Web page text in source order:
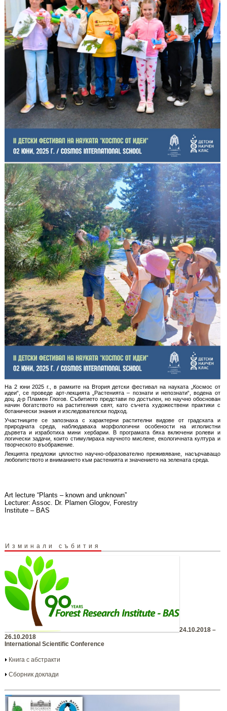
На 2 юни 2025 г., в рамките на Втория детски фестивал на науката „Космос от
идеи“, се проведе арт-лекцията „Растенията – познати и непознати“, водена от
доц. д-р Пламен Глогов. Събитието представи по достъпен, но научно обоснован
начин богатството на растителния свят, като съчета художествени практики с
ботанически знания и изследователски подход.
Участниците се запознаха с характерни растителни видове от градската и
природната среда, наблюдаваха морфологични особености на иглолистни
дървета и изработиха мини хербарии. В програмата бяха включени ролеви и
логически задачи, които стимулираха научното мислене, екологичната култура и
творческото въображение.
Лекцията предложи цялостно научно-образователно преживяване, насърчаващо
любопитството и вниманието към растенията и значението на зелената среда.
Art lecture “Plants – known and unknown”
Lecturer: Assoc. Dr. Plamen Glogov, Forestry
Institute – BAS
Изминали събития
24.10.2018 –
26.10.2018
International Scientific Conference
Книга с абстракти
Сборник доклади